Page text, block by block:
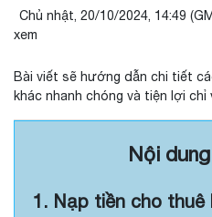
Chủ nhật, 20/10/2024, 14:49
xem
Bài viết sẽ hướng dẫn chi tiết
khác nhanh chóng và tiện lợi
Nội
1. Nạp tiền cho thuê